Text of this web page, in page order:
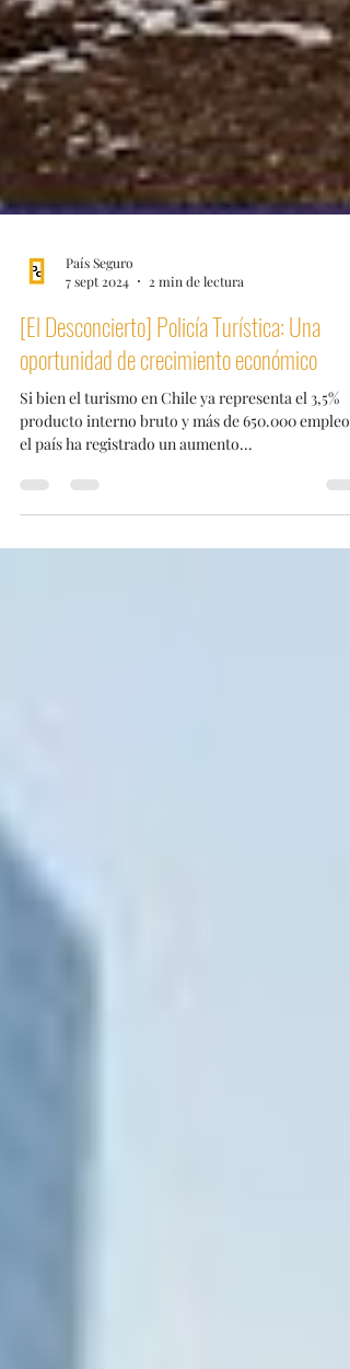
7 sept 2024
2 min de lectura
[El Desconcierto] Policía Turística: Una
oportunidad de crecimiento económico
Si bien el turismo en Chile ya representa el 3,5%
el país ha registrado un aumento...